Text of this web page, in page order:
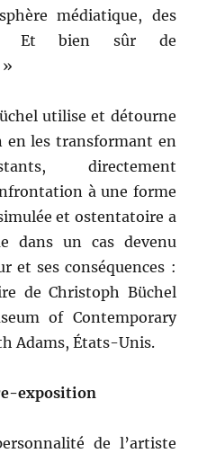
médiatique, des
Et bien sûr de
utilise et détourne
en les transformant en
directement
à une forme
et ostentatoire a
dans un cas devenu
et ses conséquences :
de Christoph Büchel
of Contemporary
Adams, États-Unis.
exposition
de l’artiste